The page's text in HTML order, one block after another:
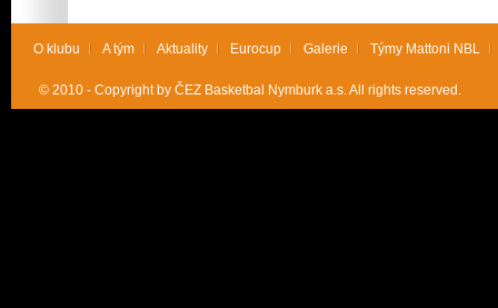
O klubu A tým Aktuality Eurocup Galerie Týmy Mattoni NBL
© 2010 - Copyright by ČEZ Basketbal Nymburk a.s. All rights reserved.